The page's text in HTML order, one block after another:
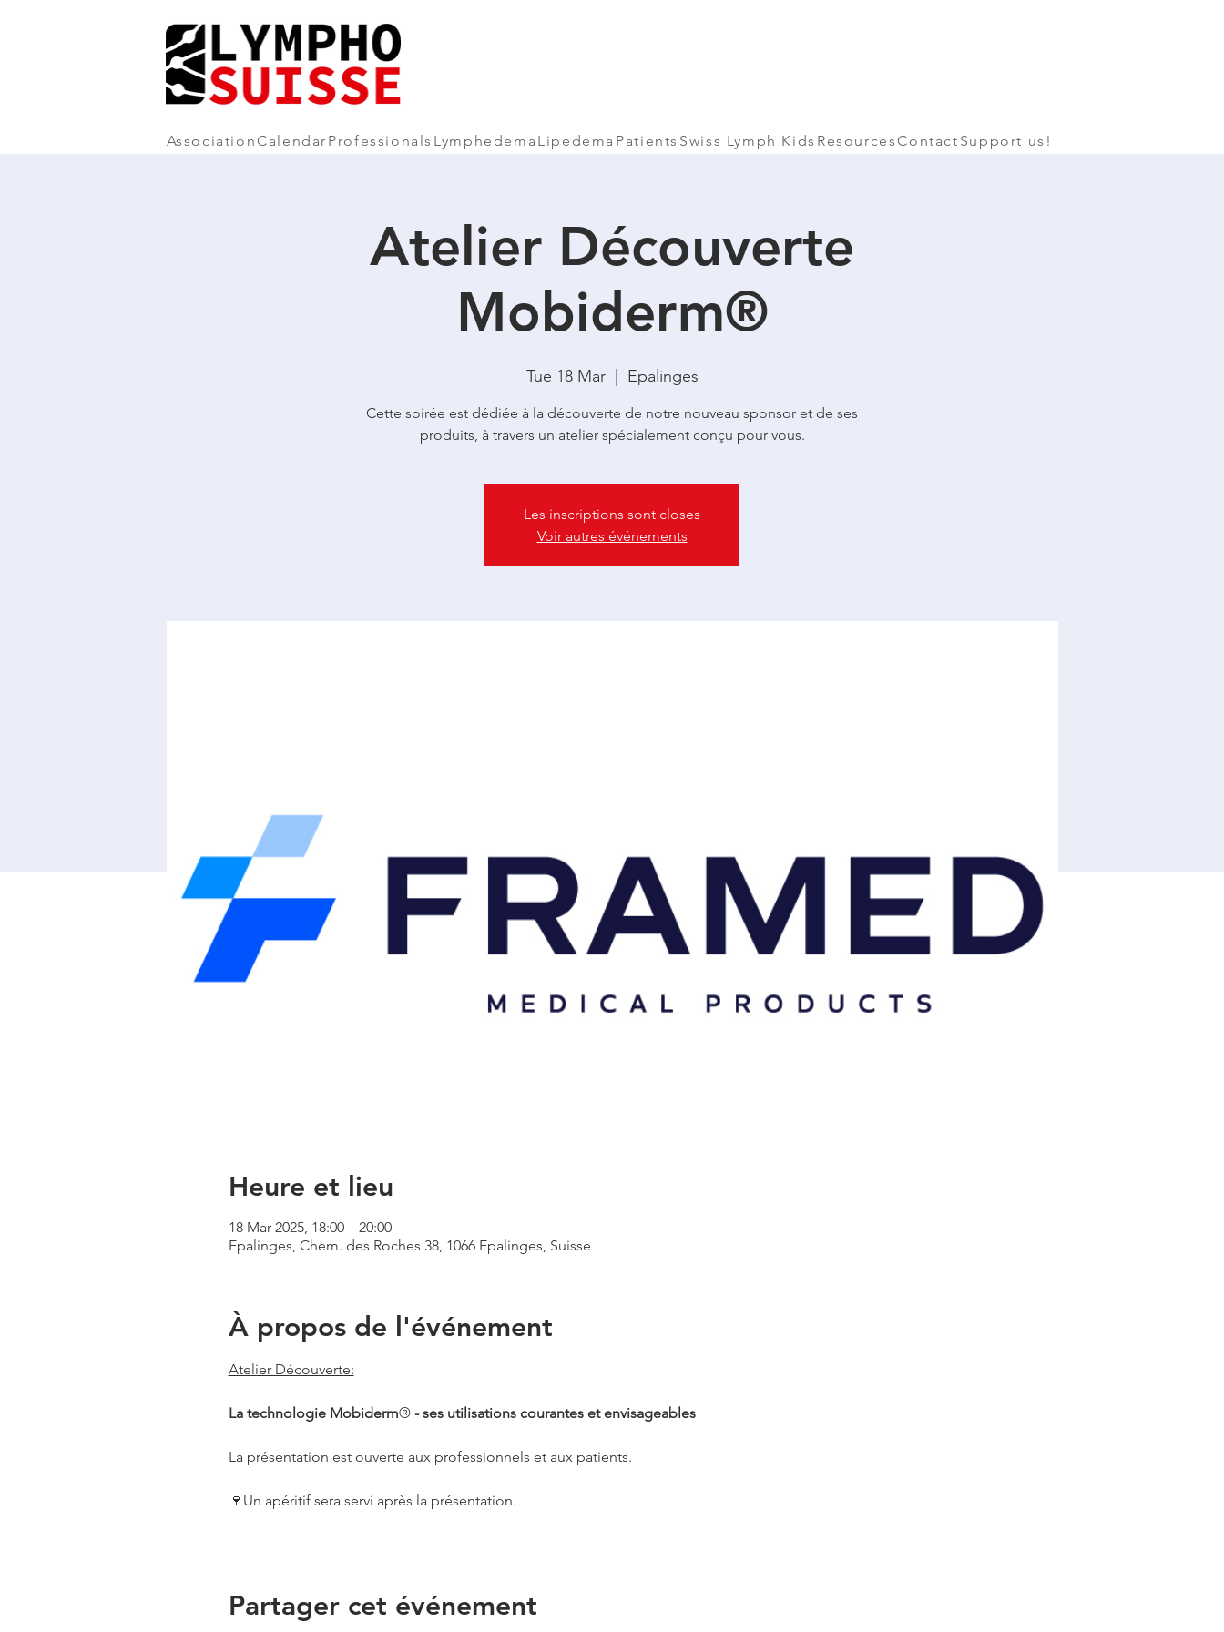
AssociationCalendar Professionals Lymphedema Lipedema Patients Swiss Lymph Kids ResourcesContact Support us!
Atelier Découverte
Mobiderm®
Tue 18 Mar
  |
Epalinges
Cette soirée est dédiée à la découverte de notre nouveau sponsor et de ses
produits, à travers un atelier spécialement conçu pour vous.
Les inscriptions sont closes
Voir autres événements
Heure et lieu
18 Mar 2025, 18:00 – 20:00
Epalinges, Chem. des Roches 38, 1066 Epalinges, Suisse
À propos de l'événement
Atelier Découverte:
La technologie Mobiderm® - ses utilisations courantes et envisageables
La présentation est ouverte aux professionnels et aux patients.
🍷Un apéritif sera servi après la présentation.
Partager cet événement